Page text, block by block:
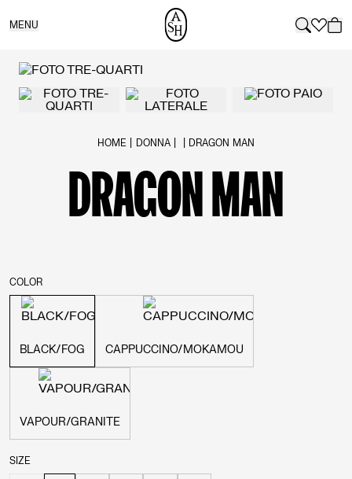
MENU
HOME DONNA DRAGON MAN
DRAGON MAN
COLOR
BLACK/FOG CAPPUCCINO/MOKAMOU
VAPOUR/GRANITE
SIZE